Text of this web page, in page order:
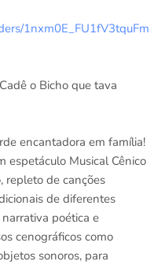
1nxm0E_FU1fV3tquFm
o Bicho que tava
encantadora em família!
espetáculo Musical Cênico
repleto de canções
de diferentes
poética e
cenográficos como
sonoros, para